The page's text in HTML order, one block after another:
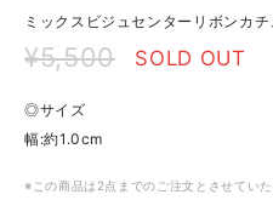
ミックスビジュセンターリボンカチ
¥5,500 SOLD OUT
◎サイズ
幅:約1.0cm
※この商品は2点までのご注文とさせていた